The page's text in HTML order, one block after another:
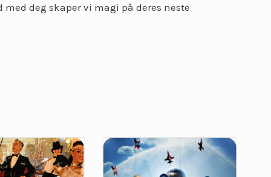
deg skaper vi magi på deres neste